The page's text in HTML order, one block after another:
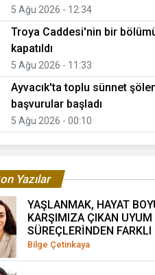
5 Ağu 2026 - 12:34
Troya Caddesi'nin bir
kapatıldı
5 Ağu 2026 - 11:33
Ayvacık'ta toplu sünnet
başvurular başladı
5 Ağu 2026 - 00:10
Yazılar
YAŞLANMAK, HAYAT
KARŞIMIZA ÇIKAN UYUM
SÜREÇLERİNDEN FARKLI
Bilge Çetinkaya